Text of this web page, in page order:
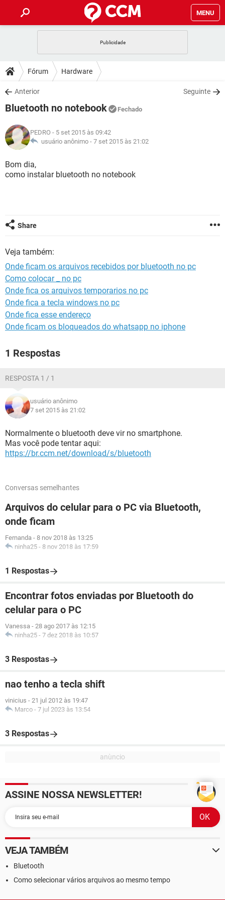
MENU
CELULAR
OUTLOOK
INSTAGRAM GMAIL
GUIA DE COMPRAS
DICAS
JOGOS
INSTAGRAM
GUIA DE COMPRAS
DOWNLOADS
JOGOS WHATSAPP
CELULAR
OUTLOOK EXCEL
INSTAGRAM
GUIA DE COMPRAS
JOGOS
CELULAR
OUTLOOK
GLOSSÁRIO
JOGOS
CELULAR FACEBOOK
GUIA DE COMPRAS
Fórum Hardware
Anterior Seguinte
Bluetooth no notebook Fechado
PEDRO - 5 set 2015 às 09:42
usuário anônimo - 7 set 2015 às 21:02
Bom dia,
como instalar bluetooth no notebook
Share
Veja também:
Onde ficam os arquivos recebidos por bluetooth no pc
Como colocar _ no pc
Onde fica os arquivos temporarios no pc
Onde fica a tecla windows no pc
Onde fica esse endereço
Onde ficam os bloqueados do whatsapp no iphone
1 Respostas
RESPOSTA 1 / 1
usuário anônimo
7 set 2015 às 21:02
Normalmente o bluetooth deve vir no smartphone.
Mas você pode tentar aqui:
https://br.ccm.net/download/s/bluetooth
Conversas semelhantes
Arquivos do celular para o PC via Bluetooth,
onde ficam
Fernanda - 8 nov 2018 às 13:25
ninha25 - 8 nov 2018 às 17:59
1 Respostas
Encontrar fotos enviadas por Bluetooth do
celular para o PC
Vanessa - 28 ago 2017 às 12:15
ninha25 - 7 dez 2018 às 10:57
3 Respostas
nao tenho a tecla shift
vinicius - 21 jul 2012 às 19:47
Marco - 7 jul 2023 às 13:54
3 Respostas
ASSINE NOSSA NEWSLETTER!
VEJA TAMBÉM
Bluetooth
Como selecionar vários arquivos ao mesmo tempo